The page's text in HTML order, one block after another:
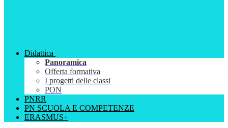
Didattica
Panoramica
Offerta formativa
I progetti delle classi
PON
PNRR
PN SCUOLA E COMPETENZE
ERASMUS+